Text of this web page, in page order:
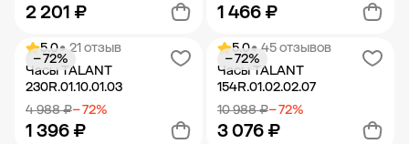
2 201 ₽
Добавить в корзину
1 466 ₽
Добавить в корзину
5.0• 21 отзыв
Часы TALANT
230R.01.10.01.03
4 988 ₽− 72%
1 396 ₽
− 72%
5.0• 45 отзывов
Часы TALANT
154R.01.02.02.07
10 988 ₽− 72%
3 076 ₽
− 72%